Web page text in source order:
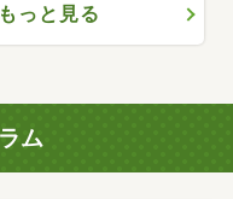
っと見る
ム